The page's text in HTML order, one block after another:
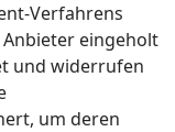
Verfahrens
eingeholt
und widerrufen
um deren